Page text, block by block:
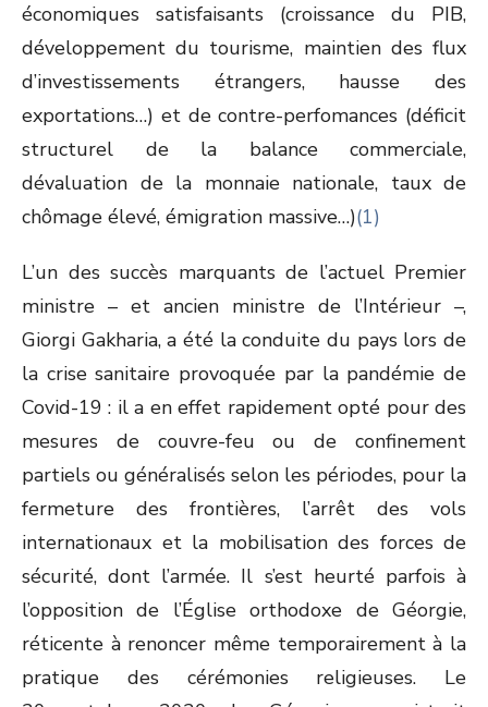
économiques satisfaisants (croissance du PIB,
développement du tourisme, maintien des flux
d’investissements étrangers, hausse des
exportations…) et de contre-perfomances (déficit
structurel de la balance commerciale,
dévaluation de la monnaie nationale, taux de
chômage élevé, émigration massive…)(1)
L’un des succès marquants de l’actuel Premier
ministre – et ancien ministre de l’Intérieur –,
Giorgi Gakharia, a été la conduite du pays lors de
la crise sanitaire provoquée par la pandémie de
Covid-19 : il a en effet rapidement opté pour des
mesures de couvre-feu ou de confinement
partiels ou généralisés selon les périodes, pour la
fermeture des frontières, l’arrêt des vols
internationaux et la mobilisation des forces de
sécurité, dont l’armée. Il s’est heurté parfois à
l’opposition de l’Église orthodoxe de Géorgie,
réticente à renoncer même temporairement à la
pratique des cérémonies religieuses. Le